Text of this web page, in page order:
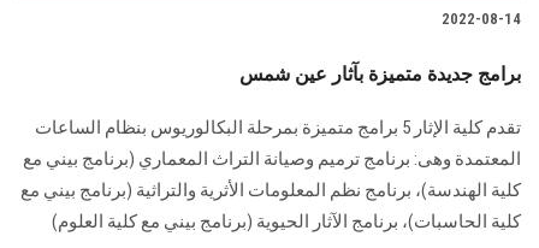
2022-08-14
برامج جديدة متميزة بآثار عين شمس
تقدم كلية الإثار 5 برامج متميزة بمرحلة البكالوريوس بنظام الساعات
المعتمدة وهى: برنامج ترميم وصيانة التراث المعماري (برنامج بيني مع
كلية الهندسة)، برنامج نظم المعلومات الأثرية والتراثية (برنامج بيني مع
كلية الحاسبات)، برنامج الآثار الحيوية (برنامج بيني مع كلية العلوم)